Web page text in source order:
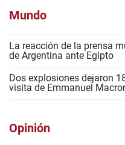
Mundo
La reacción de la prensa
de Argentina ante Egipto
Dos explosiones dejaron
visita de Emmanuel
Opinión